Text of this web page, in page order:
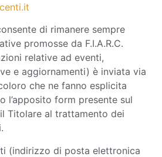
di rimanere sempre
promosse da F.I.A.R.C.
relative ad eventi,
e aggiornamenti) è inviata via
che ne fanno esplicita
l’apposito form presente sul
Titolare al trattamento dei
(indirizzo di posta elettronica